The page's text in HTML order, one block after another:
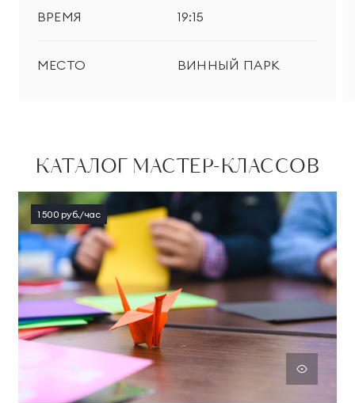
ВРЕМЯ 19:15
МЕСТО ВИННЫЙ ПАРК
КАТАЛОГ МАСТЕР-КЛАССОВ
1 500 руб./час